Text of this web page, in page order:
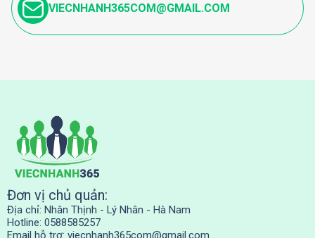
VIECNHANH365COM@GMAIL.COM
Đơn vị chủ quản:
Địa chỉ: Nhân Thịnh - Lý Nhân - Hà Nam
Hotline: 0588585257
Email hỗ trợ: viecnhanh365com@gmail.com